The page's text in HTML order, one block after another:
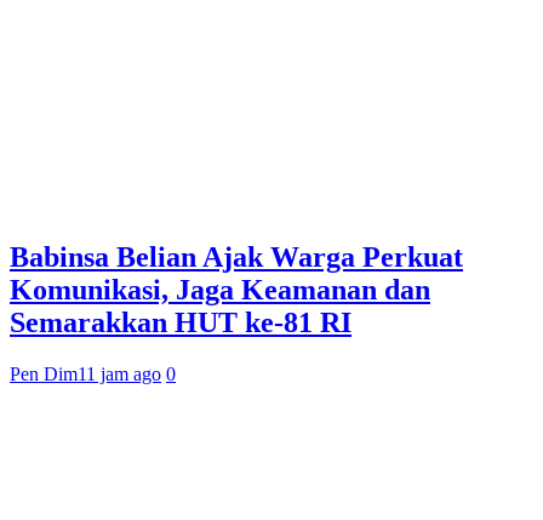
Babinsa Belian Ajak Warga Perkuat
Komunikasi, Jaga Keamanan dan
Semarakkan HUT ke-81 RI
Pen Dim11 jam ago 0